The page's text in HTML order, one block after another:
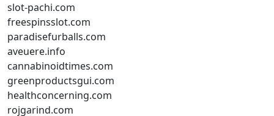
slot-pachi.com
freespinsslot.com
paradisefurballs.com
aveuere.info
cannabinoidtimes.com
greenproductsgui.com
healthconcerning.com
rojgarind.com